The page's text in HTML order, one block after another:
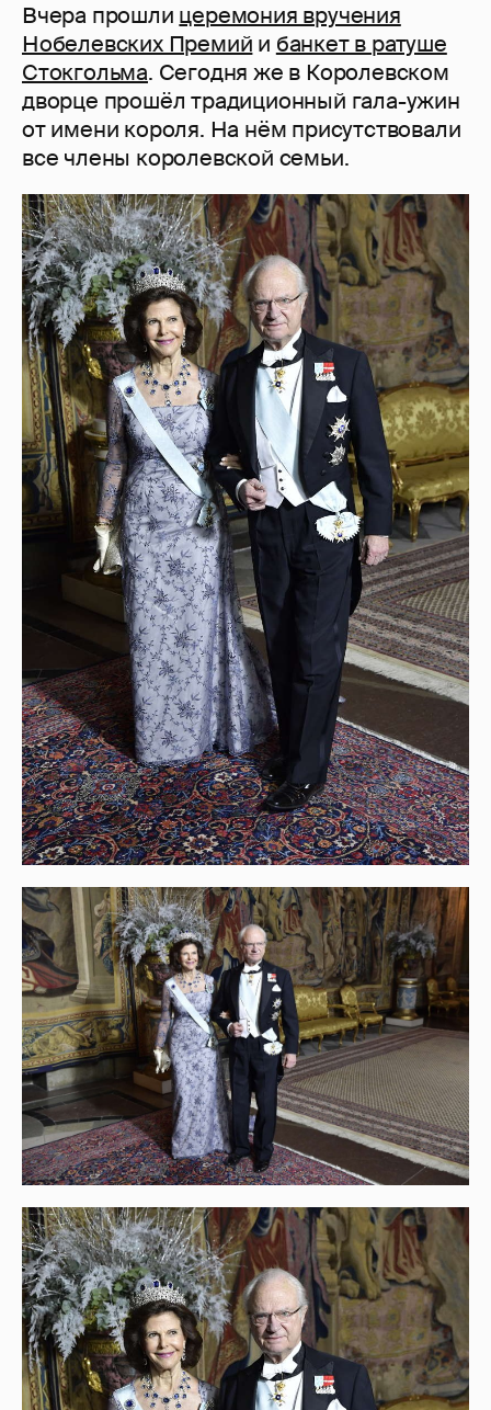
Вчера прошли церемония вручения
Нобелевских Премий и банкет в ратуше
Стокгольма. Сегодня же в Королевском
дворце прошёл традиционный гала-ужин
от имени короля. На нём присутствовали
все члены королевской семьи.